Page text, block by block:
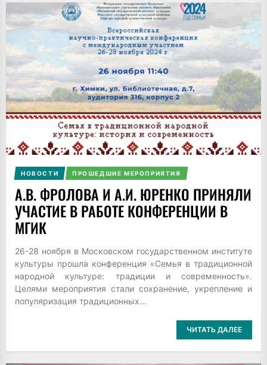
НОВОСТИ ПРОШЕДШИЕ МЕРОПРИЯТИЯ
А.В. ФРОЛОВА И А.И. ЮРЕНКО ПРИНЯЛИ
УЧАСТИЕ В РАБОТЕ КОНФЕРЕНЦИИ В
МГИК
26-28 ноября в Московском государственном институте
культуры прошла конференция «Семья в традиционной
народной культуре: традиции и современность».
Целями мероприятия стали сохранение, укрепление и
популяризация традиционных...
ЧИТАТЬ ДАЛЕЕ